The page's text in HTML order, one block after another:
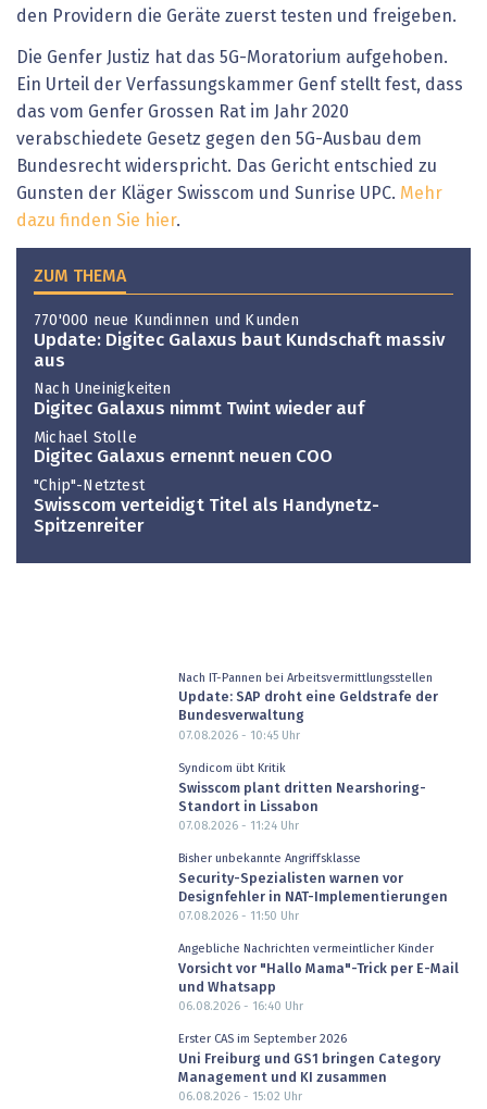
den Providern die Geräte zuerst testen und freigeben.
Die Genfer Justiz hat das 5G-Moratorium aufgehoben.
Ein Urteil der Verfassungskammer Genf stellt fest, dass
das vom Genfer Grossen Rat im Jahr 2020
verabschiedete Gesetz gegen den 5G-Ausbau dem
Bundesrecht widerspricht. Das Gericht entschied zu
Gunsten der Kläger Swisscom und Sunrise UPC. Mehr
dazu finden Sie hier.
ZUM THEMA
770'000 neue Kundinnen und Kunden
Update: Digitec Galaxus baut Kundschaft massiv
aus
Nach Uneinigkeiten
Digitec Galaxus nimmt Twint wieder auf
Michael Stolle
Digitec Galaxus ernennt neuen COO
"Chip"-Netztest
Swisscom verteidigt Titel als Handynetz-
Spitzenreiter
Nach IT-Pannen bei Arbeitsvermittlungsstellen
Update: SAP droht eine Geldstrafe der
Bundesverwaltung
07.08.2026 - 10:45Uhr
Syndicom übt Kritik
Swisscom plant dritten Nearshoring-
Standort in Lissabon
07.08.2026 - 11:24Uhr
Bisher unbekannte Angriffsklasse
Security-Spezialisten warnen vor
Designfehler in NAT-Implementierungen
07.08.2026 - 11:50 Uhr
Angebliche Nachrichten vermeintlicher Kinder
Vorsicht vor "Hallo Mama"-Trick per E-Mail
und Whatsapp
06.08.2026 - 16:40 Uhr
Erster CAS im September 2026
Uni Freiburg und GS1 bringen Category
Management und KI zusammen
06.08.2026 - 15:02 Uhr